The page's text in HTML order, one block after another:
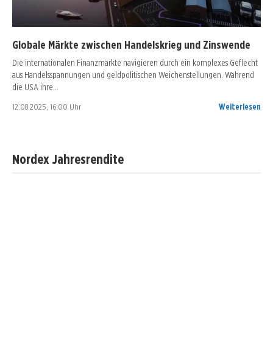
Globale Märkte zwischen Handelskrieg und Zinswende
Die internationalen Finanzmärkte navigieren durch ein komplexes Geflecht
aus Handelsspannungen und geldpolitischen Weichenstellungen. Während
die USA ihre…
12.08.2025, 16:00 Uhr Weiterlesen
Nordex Jahresrendite